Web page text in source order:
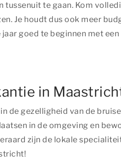
te gaan. Kom
Je houdt dus ook meer
goed te beginnen met
in
de gezelligheid van de
in de omgeving en
zijn de lokale